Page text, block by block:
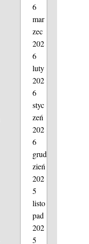
6
mar
zec
202
6
luty
202
6
styc
zeń
202
6
grud
zień
202
5
listo
pad
202
5